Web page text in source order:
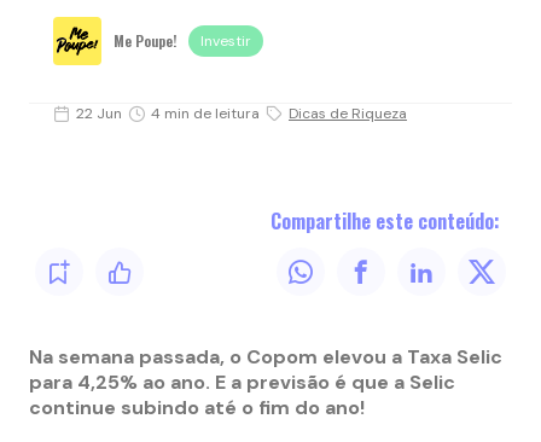
Me Poupe! Investir
22 Jun 4 min de leitura Dicas de Riqueza
Compartilhe este conteúdo:
Na semana passada, o Copom elevou a Taxa Selic
para 4,25% ao ano. E a previsão é que a Selic
continue subindo até o fim do ano!